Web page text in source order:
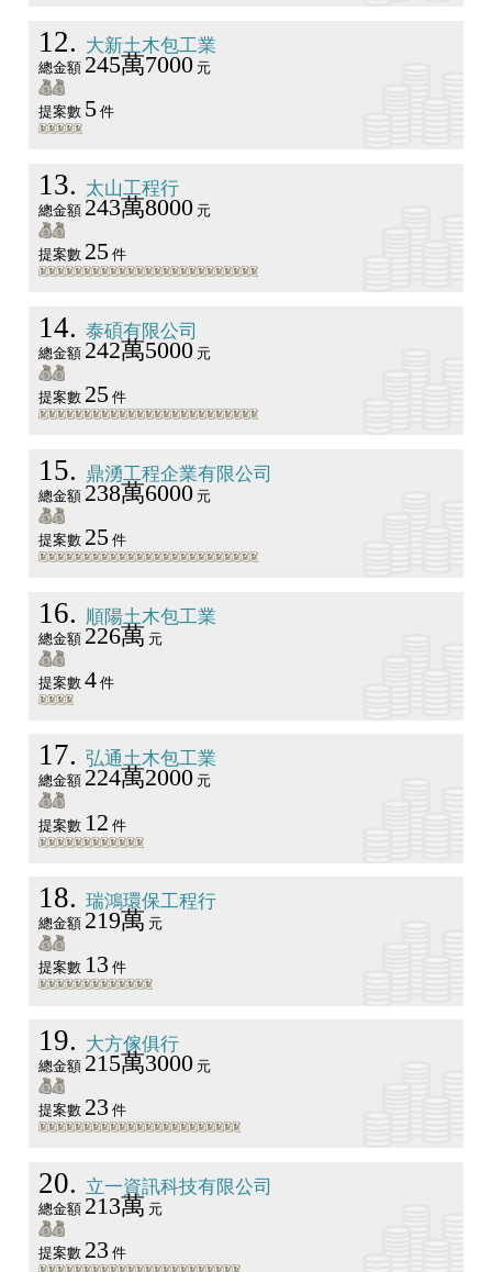
12 大新土木包工業
總金額 245萬7000元
提案數 5件
13 太山工程行
總金額 243萬8000元
提案數 25件
14 泰碩有限公司
總金額 242萬5000元
提案數 25件
15 鼎湧工程企業有限公司
總金額 238萬6000元
提案數 25件
16 順陽土木包工業
總金額 226萬 元
提案數 4件
17 弘通土木包工業
總金額 224萬2000元
提案數 12 件
18 瑞鴻環保工程行
總金額 219萬 元
提案數 13 件
19 大方傢俱行
總金額 215萬3000元
提案數 23 件
20 立一資訊科技有限公司
總金額 213萬 元
提案數 23 件